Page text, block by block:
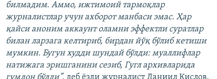
билмадим. Аммо, ижтимоий тармоқлар
журналистлар учун ахборот манбаси эмас. Ҳар
қайси аноним аккаунт оламни эффектли суратлар
билан ларзага келтириб, бирдан йўқ бўлиб кетиши
мумкин. Бугун худди шундай бўлди: муаллифлар
натижага эришганини сезиб, Гугл архивларида